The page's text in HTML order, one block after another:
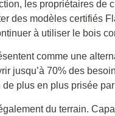
les propriétaires de
des modèles certifiés
à utiliser le bois
comme une
jusqu’à 70% des
plus en plus prisée
du terrain.